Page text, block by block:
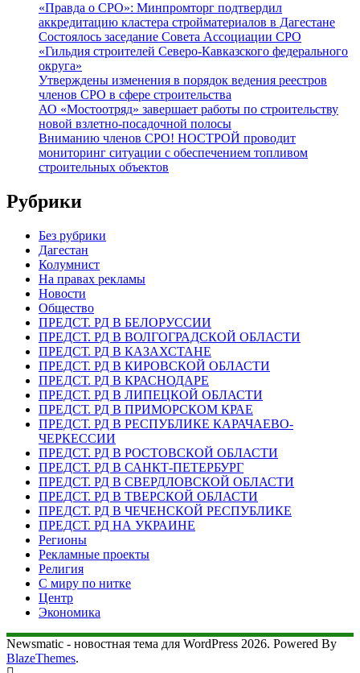
«Правда о СРО»: Минпромторг подтвердил
аккредитацию кластера стройматериалов в Дагестане
Состоялось заседание Совета Ассоциации СРО
«Гильдия строителей Северо-Кавказского федерального
округа»
Утверждены изменения в порядок ведения реестров
членов СРО в сфере строительства
АО «Мостоотряд» завершает работы по строительству
новой взлетно-посадочной полосы
Вниманию членов СРО! НОСТРОЙ проводит
мониторинг ситуации с обеспечением топливом
строительных объектов
Рубрики
Без рубрики
Дагестан
Колумнист
На правах рекламы
Новости
Общество
ПРЕДСТ. РД В БЕЛОРУССИИ
ПРЕДСТ. РД В ВОЛГОГРАДСКОЙ ОБЛАСТИ
ПРЕДСТ. РД В КАЗАХСТАНЕ
ПРЕДСТ. РД В КИРОВСКОЙ ОБЛАСТИ
ПРЕДСТ. РД В КРАСНОДАРЕ
ПРЕДСТ. РД В ЛИПЕЦКОЙ ОБЛАСТИ
ПРЕДСТ. РД В ПРИМОРСКОМ КРАЕ
ПРЕДСТ. РД В РЕСПУБЛИКЕ КАРАЧАЕВО-
ЧЕРКЕССИИ
ПРЕДСТ. РД В РОСТОВСКОЙ ОБЛАСТИ
ПРЕДСТ. РД В САНКТ-ПЕТЕРБУРГ
ПРЕДСТ. РД В СВЕРДЛОВСКОЙ ОБЛАСТИ
ПРЕДСТ. РД В ТВЕРСКОЙ ОБЛАСТИ
ПРЕДСТ. РД В ЧЕЧЕНСКОЙ РЕСПУБЛИКЕ
ПРЕДСТ. РД НА УКРАИНЕ
Регионы
Рекламные проекты
Религия
С миру по нитке
Центр
Экономика
Newsmatic - новостная тема для WordPress 2026. Powered By
BlazeThemes.